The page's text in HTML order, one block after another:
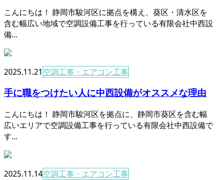
こんにちは！ 静岡市駿河区に拠点を構え、葵区・清水区を
含む幅広い地域で空調設備工事を行っている有限会社中西設
備...
2025.11.21 空調工事・エアコン工事
手に職をつけたい人に中西設備がオススメな理由
こんにちは！ 静岡市駿河区を拠点に、静岡市葵区を含む幅
広いエリアで空調設備工事を行っている有限会社中西設備で
す...
2025.11.14空調工事・エアコン工事